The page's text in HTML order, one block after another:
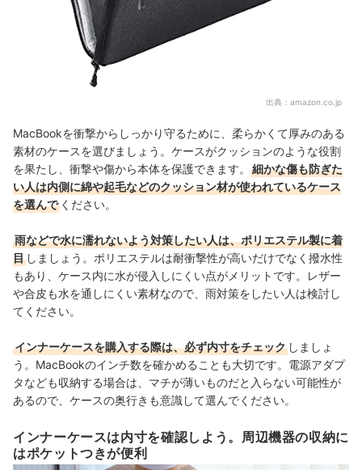
出典： amazon.co.jp
MacBookを衝撃からしっかり守るために、柔らかくて厚みのある
素材のケースを選びましょう。ケースがクッションのような役割
を果たし、衝撃や傷から本体を保護できます。
細かな傷も防ぎた
い人は内側に綿や起毛などのクッション材が使われているケース
を選んで ください。
雨などで水に濡れないよう対策したい人は、ポリエステル製に着
目 しましょう。ポリエステルは耐衝撃性が高いだけでなく撥水性
もあり、ケース内に水が侵入しにくい点がメリットです。レザー
や合皮も水を通しにくい素材なので、雨対策をしたい人は検討し
てください。
インナーケースを購入する際は、必ず内寸をチェック しましょ
う。MacBookのインチ数を確かめることも大切です。電源アダプ
タなども収納する場合は、マチが薄いものだと入らない可能性が
あるので、ケースの奥行きも意識して選んでください。
インナーケースは内寸を確認しよう。周辺機器の収納に
はポケットつきが便利